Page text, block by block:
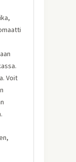
Voit